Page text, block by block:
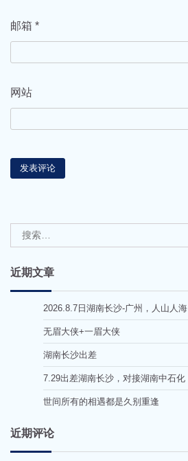
邮箱 *
网站
索：
近期文章
2026.8.7日湖南长沙-广州，人山人海
无眉大侠+一眉大侠
湖南长沙出差
7.29出差湖南长沙，对接湖南中石化
世间所有的相遇都是久别重逢
近期评论